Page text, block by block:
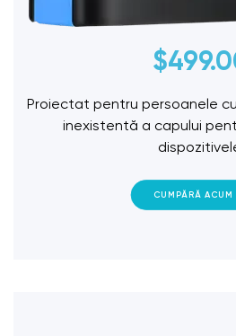
$
Proiectat pentru persoanele
inexistentă a capului
CUMPĂRĂ ACUM